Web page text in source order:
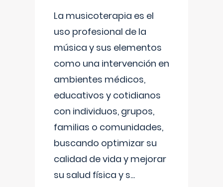
La musicoterapia es el
uso profesional de la
música y sus elementos
como una intervención en
ambientes médicos,
educativos y cotidianos
con individuos, grupos,
familias o comunidades,
buscando optimizar su
calidad de vida y mejorar
su salud física y s...